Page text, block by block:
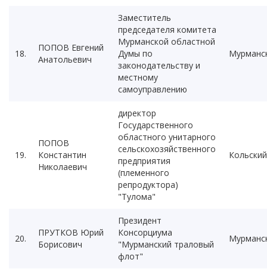
18.
ПОПОВ Евгений
Анатольевич
Заместитель
председателя комитета
Мурманской областной
Думы по
законодательству и
местному
самоуправлению
19.
ПОПОВ
Константин
Николаевич
директор
Государственного
областного унитарного
сельскохозяйственного
предприятия
(племенного
репродуктора)
"Тулома"
20.
ПРУТКОВ Юрий
Борисович
Президент
Консорциума
"Мурманский траловый
флот"